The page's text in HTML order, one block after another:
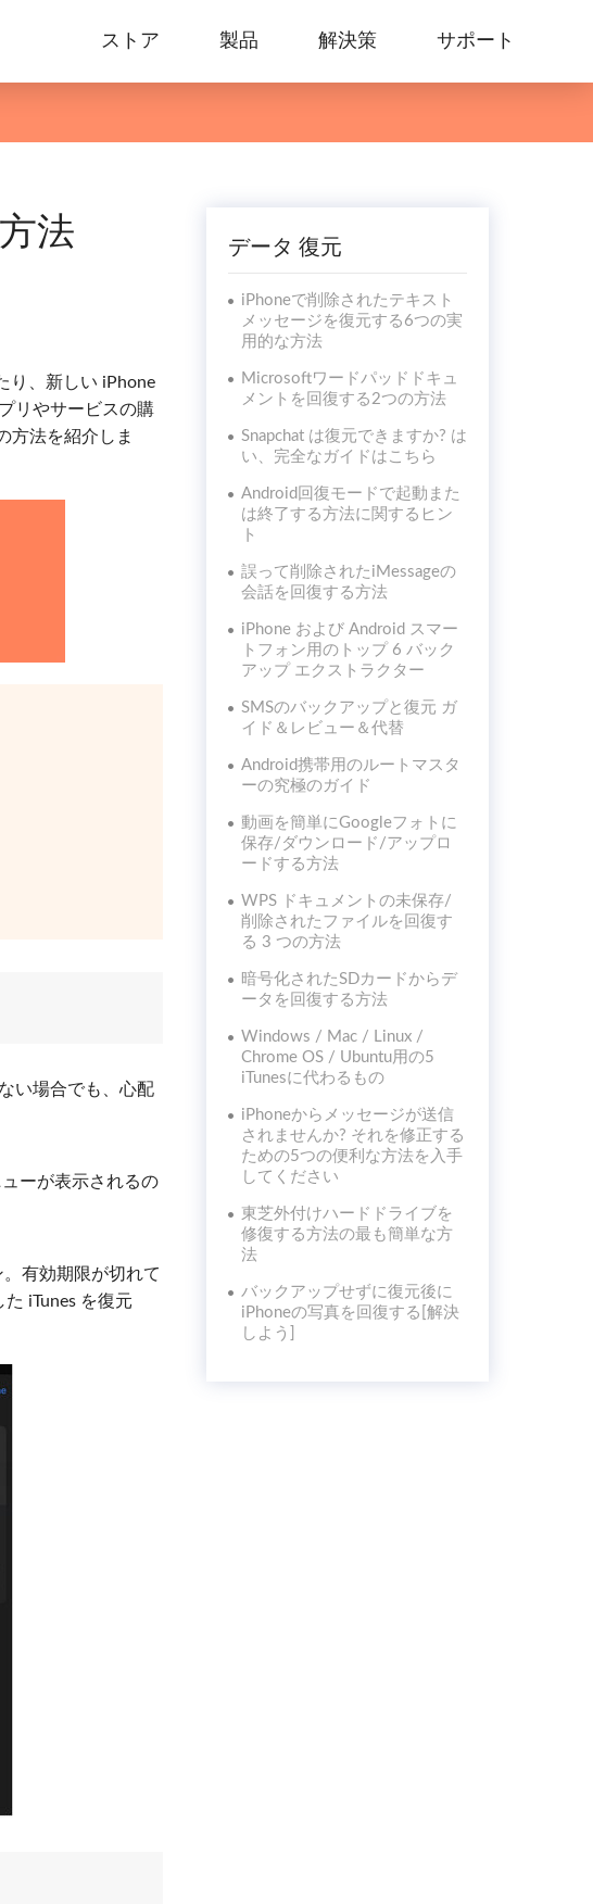
ストア 製品 解決策 サポート
法
り、新しい iPhone
リやサービスの購
方法を紹介しま
い場合でも、心配
ーが表示されるの
。有効期限が切れて
iTunes を復元
データ 復元
iPhoneで削除されたテキスト
メッセージを復元する6つの実
用的な方法
Microsoftワードパッドドキュ
メントを回復する2つの方法
Snapchat は復元できますか? は
い、完全なガイドはこちら
Android回復モードで起動また
は終了する方法に関するヒン
ト
誤って削除されたiMessageの
会話を回復する方法
iPhone および Android スマー
トフォン用のトップ 6 バック
アップ エクストラクター
SMSのバックアップと復元 ガ
イド＆レビュー＆代替
Android携帯用のルートマスタ
ーの究極のガイド
動画を簡単にGoogleフォトに
保存/ダウンロード/アップロ
ードする方法
WPS ドキュメントの未保存/
削除されたファイルを回復す
る 3 つの方法
暗号化されたSDカードからデ
ータを回復する方法
Windows / Mac / Linux /
Chrome OS / Ubuntu用の5
iTunesに代わるもの
iPhoneからメッセージが送信
されませんか? それを修正する
ための5つの便利な方法を入手
してください
東芝外付けハードドライブを
修復する方法の最も簡単な方
法
バックアップせずに復元後に
iPhoneの写真を回復する[解決
しよう]